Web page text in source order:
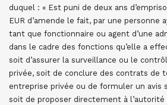
duquel : « Est puni de deux ans
EUR d’amende le fait, par une personne
tant que fonctionnaire ou agent d’une
dans le cadre des fonctions qu’elle a
soit d’assurer la surveillance ou le
privée, soit de conclure des contrats de
entreprise privée ou de formuler un avis
soit de proposer directement à